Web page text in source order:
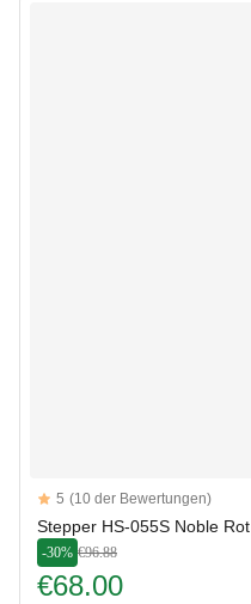
Reviews
5 out of 5 stars
5 (10 der Bewertungen)
Stepper HS-055S Noble Rot
-30% €96.88
€68.00